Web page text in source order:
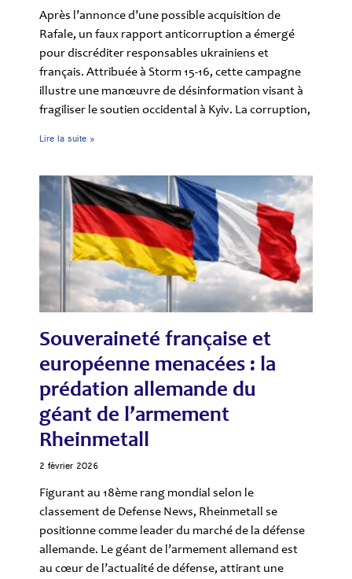
Après l’annonce d’une possible acquisition de
Rafale, un faux rapport anticorruption a émergé
pour discréditer responsables ukrainiens et
français. Attribuée à Storm 15-16, cette campagne
illustre une manœuvre de désinformation visant à
fragiliser le soutien occidental à Kyiv. La corruption,
Lire la suite »
Souveraineté française et
européenne menacées : la
prédation allemande du
géant de l’armement
Rheinmetall
2 février 2026
Figurant au 18ème rang mondial selon le
classement de Defense News, Rheinmetall se
positionne comme leader du marché de la défense
allemande. Le géant de l’armement allemand est
au cœur de l’actualité de défense, attirant une